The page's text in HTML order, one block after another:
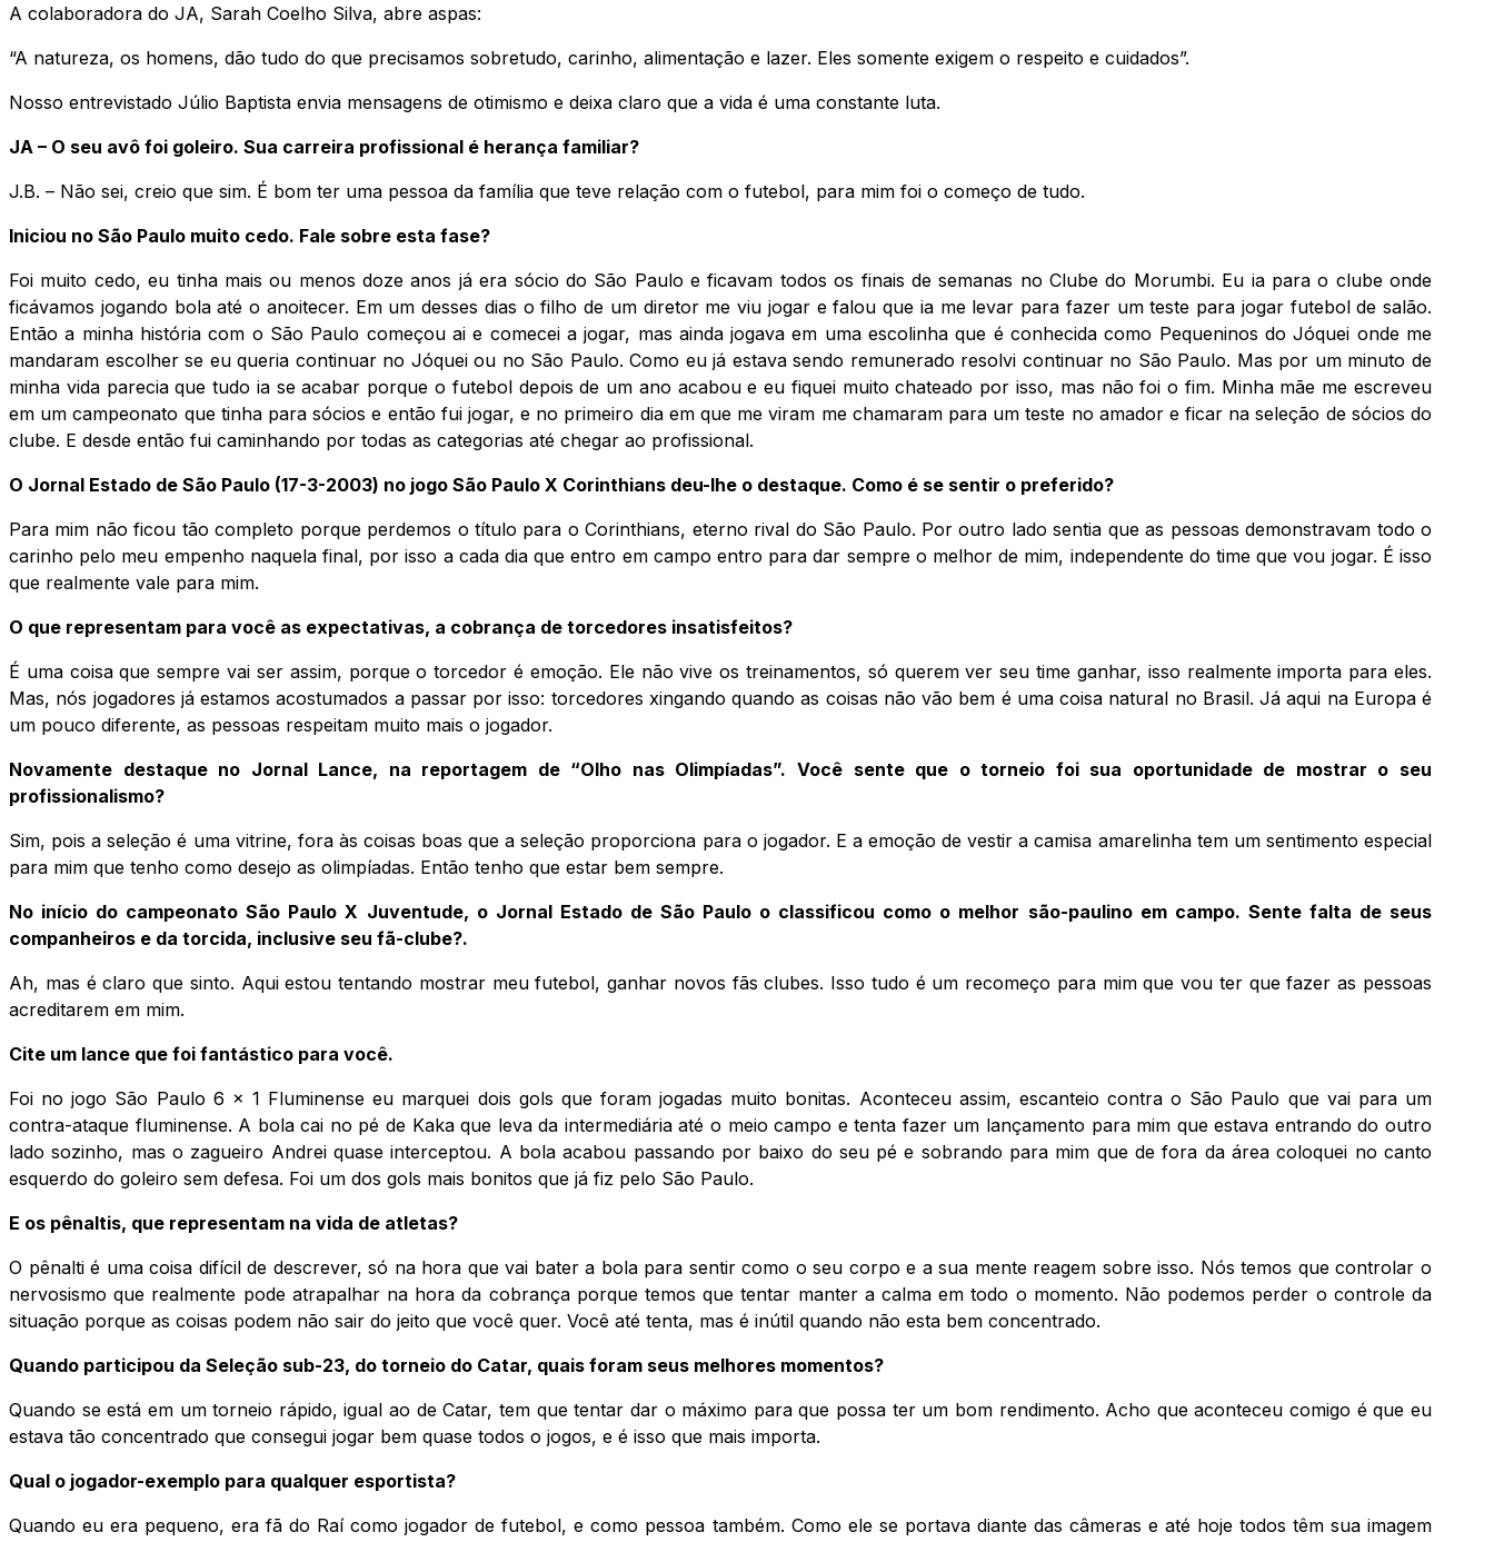
A colaboradora do JA, Sarah Coelho Silva, abre aspas:
“A natureza, os homens, dão tudo do que precisamos sobretudo, carinho, alimentação e lazer. Eles somente exigem o respeito e cuidados”.
Nosso entrevistado Júlio Baptista envia mensagens de otimismo e deixa claro que a vida é uma constante luta.
JA – O seu avô foi goleiro. Sua carreira profissional é herança familiar?
J.B. – Não sei, creio que sim. É bom ter uma pessoa da família que teve relação com o futebol, para mim foi o começo de tudo.
Iniciou no São Paulo muito cedo. Fale sobre esta fase?
Foi muito cedo, eu tinha mais ou menos doze anos já era sócio do São Paulo e ficavam todos os finais de semanas no Clube do Morumbi. Eu ia para o clube onde
ficávamos jogando bola até o anoitecer. Em um desses dias o filho de um diretor me viu jogar e falou que ia me levar para fazer um teste para jogar futebol de salão.
Então a minha história com o São Paulo começou ai e comecei a jogar, mas ainda jogava em uma escolinha que é conhecida como Pequeninos do Jóquei onde me
mandaram escolher se eu queria continuar no Jóquei ou no São Paulo. Como eu já estava sendo remunerado resolvi continuar no São Paulo. Mas por um minuto de
minha vida parecia que tudo ia se acabar porque o futebol depois de um ano acabou e eu fiquei muito chateado por isso, mas não foi o fim. Minha mãe me escreveu
em um campeonato que tinha para sócios e então fui jogar, e no primeiro dia em que me viram me chamaram para um teste no amador e ficar na seleção de sócios do
clube. E desde então fui caminhando por todas as categorias até chegar ao profissional.
O Jornal Estado de São Paulo (17-3-2003) no jogo São Paulo X Corinthians deu-lhe o destaque. Como é se sentir o preferido?
Para mim não ficou tão completo porque perdemos o título para o Corinthians, eterno rival do São Paulo. Por outro lado sentia que as pessoas demonstravam todo o
carinho pelo meu empenho naquela final, por isso a cada dia que entro em campo entro para dar sempre o melhor de mim, independente do time que vou jogar. É isso
que realmente vale para mim.
O que representam para você as expectativas, a cobrança de torcedores insatisfeitos?
É uma coisa que sempre vai ser assim, porque o torcedor é emoção. Ele não vive os treinamentos, só querem ver seu time ganhar, isso realmente importa para eles.
Mas, nós jogadores já estamos acostumados a passar por isso: torcedores xingando quando as coisas não vão bem é uma coisa natural no Brasil. Já aqui na Europa é
um pouco diferente, as pessoas respeitam muito mais o jogador.
Novamente destaque no Jornal Lance, na reportagem de “Olho nas Olimpíadas”. Você sente que o torneio foi sua oportunidade de mostrar o seu
profissionalismo?
Sim, pois a seleção é uma vitrine, fora às coisas boas que a seleção proporciona para o jogador. E a emoção de vestir a camisa amarelinha tem um sentimento especial
para mim que tenho como desejo as olimpíadas. Então tenho que estar bem sempre.
No início do campeonato São Paulo X Juventude, o Jornal Estado de São Paulo o classificou como o melhor são-paulino em campo. Sente falta de seus
companheiros e da torcida, inclusive seu fã-clube?.
Ah, mas é claro que sinto. Aqui estou tentando mostrar meu futebol, ganhar novos fãs clubes. Isso tudo é um recomeço para mim que vou ter que fazer as pessoas
acreditarem em mim.
Cite um lance que foi fantástico para você.
Foi no jogo São Paulo 6 x 1 Fluminense eu marquei dois gols que foram jogadas muito bonitas. Aconteceu assim, escanteio contra o São Paulo que vai para um
contra-ataque fluminense. A bola cai no pé de Kaka que leva da intermediária até o meio campo e tenta fazer um lançamento para mim que estava entrando do outro
lado sozinho, mas o zagueiro Andrei quase interceptou. A bola acabou passando por baixo do seu pé e sobrando para mim que de fora da área coloquei no canto
esquerdo do goleiro sem defesa. Foi um dos gols mais bonitos que já fiz pelo São Paulo.
E os pênaltis, que representam na vida de atletas?
O pênalti é uma coisa difícil de descrever, só na hora que vai bater a bola para sentir como o seu corpo e a sua mente reagem sobre isso. Nós temos que controlar o
nervosismo que realmente pode atrapalhar na hora da cobrança porque temos que tentar manter a calma em todo o momento. Não podemos perder o controle da
situação porque as coisas podem não sair do jeito que você quer. Você até tenta, mas é inútil quando não esta bem concentrado.
Quando participou da Seleção sub-23, do torneio do Catar, quais foram seus melhores momentos?
Quando se está em um torneio rápido, igual ao de Catar, tem que tentar dar o máximo para que possa ter um bom rendimento. Acho que aconteceu comigo é que eu
estava tão concentrado que consegui jogar bem quase todos o jogos, e é isso que mais importa.
Qual o jogador-exemplo para qualquer esportista?
Quando eu era pequeno, era fã do Raí como jogador de futebol, e como pessoa também. Como ele se portava diante das câmeras e até hoje todos têm sua imagem